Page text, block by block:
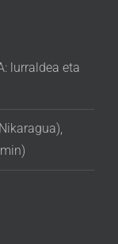
lurraldea eta